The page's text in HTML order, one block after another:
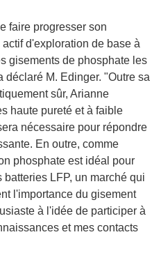
faire progresser son
d'exploration de base à
gisements de phosphate les
déclaré M. Edinger. "Outre sa
sûr, Arianne
haute pureté et à faible
nécessaire pour répondre
En outre, comme
phosphate est idéal pour
LFP, un marché qui
l'importance du gisement
à l'idée de participer à
et mes contacts